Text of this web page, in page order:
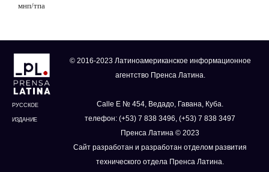
мнп/тпа
РУССКОЕ
ИЗДАНИЕ
© 2016-2023 Латиноамериканское информационное
агентство Пренса Латина.
Calle E № 454, Ведадо, Гавана, Куба.
телефон: (+53) 7 838 3496, (+53) 7 838 3497
Пренса Латина © 2023
Сайт разработан и разработан отделом развития
технического отдела Пренса Латина.